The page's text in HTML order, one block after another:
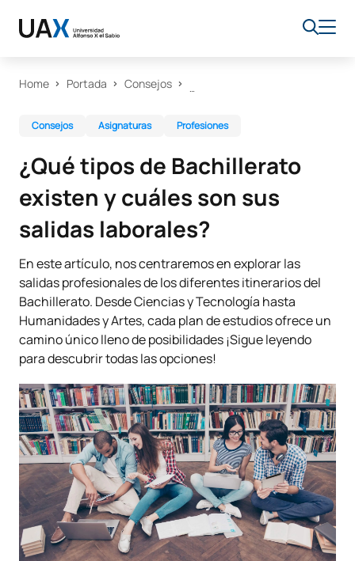
Home Portada Consejos
Consejos Asignaturas Profesiones
¿Qué tipos de Bachillerato
existen y cuáles son sus
salidas laborales?
En este artículo, nos centraremos en explorar las
salidas profesionales de los diferentes itinerarios del
Bachillerato. Desde Ciencias y Tecnología hasta
Humanidades y Artes, cada plan de estudios ofrece un
camino único lleno de posibilidades ¡Sigue leyendo
para descubrir todas las opciones!